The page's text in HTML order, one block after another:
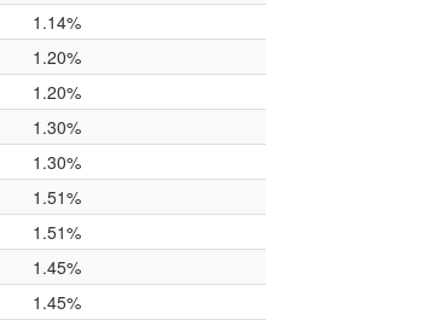
1.14%
1.20%
1.20%
1.30%
1.30%
1.51%
1.51%
1.45%
1.45%